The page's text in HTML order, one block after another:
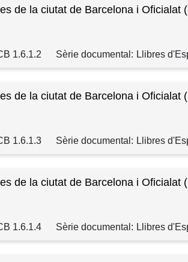
de la ciutat de Barcelona i Oficialat
1.6.1.2 Sèrie documental: Llibres
de la ciutat de Barcelona i Oficialat
1.6.1.3 Sèrie documental: Llibres
de la ciutat de Barcelona i Oficialat
1.6.1.4 Sèrie documental: Llibres